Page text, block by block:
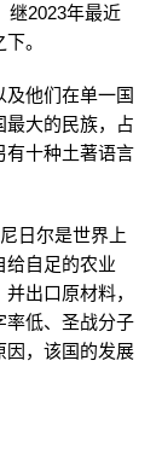
继2023年最近
。
他们在单一国
最大的民族，占
有十种土著语言
日尔是世界上
给自足的农业
出口原材料，
率低、圣战分子
因，该国的发展